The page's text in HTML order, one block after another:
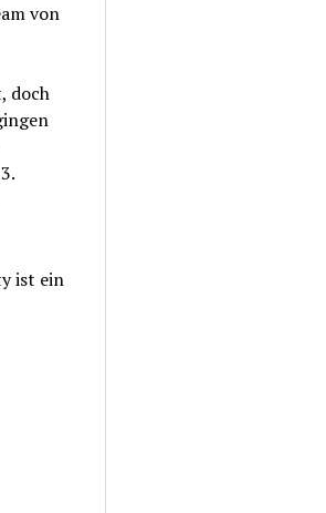
von
doch
ist ein